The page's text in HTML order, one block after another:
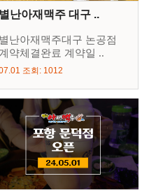
별난아재맥주 대구 ..
별난아재맥주대구 논공점
계약체결완료 계약일 ..
조회: 1012